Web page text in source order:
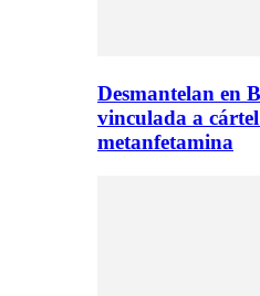
Desmantelan en
vinculada a
metanfetamina